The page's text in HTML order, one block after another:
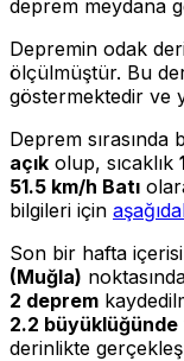
deprem meydana
Depremin odak
ölçülmüştür. Bu
göstermektedir ve
Deprem
açık olup, sıcaklık
51.5 km/h Batı
bilgileri için
Son bir hafta
(Muğla)
2 deprem
2.2 büyüklüğünde
derinlikte